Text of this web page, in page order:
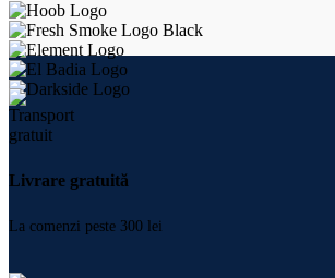
Livrare gratuită
La comenzi peste 300 lei